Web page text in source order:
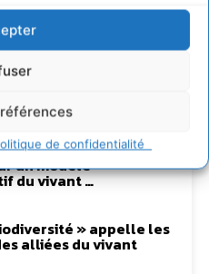
de confidentialité
un modèle
du vivant …
» appelle les
alliées du vivant